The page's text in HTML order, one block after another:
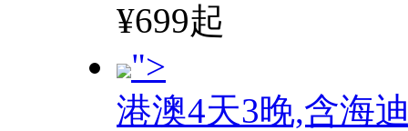
¥699起
">
港澳4天3晚,含海